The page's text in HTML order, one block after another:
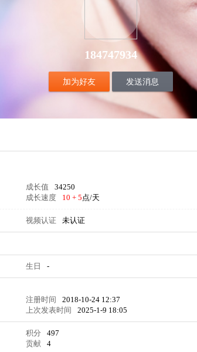
184747934
加为好友 发送消息
成长值 34250
成长速度
10 + 5点/天
视频认证 未认证
生日 -
注册时间 2018-10-24 12:37
上次发表时间 2025-1-9 18:05
积分 497
贡献 4